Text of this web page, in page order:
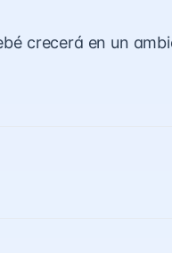
crecerá en un